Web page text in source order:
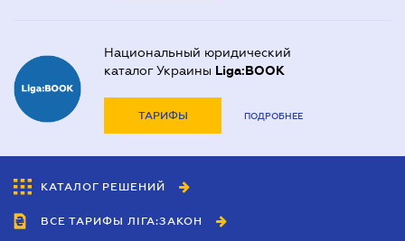
Национальный юридический
каталог Украины Liga:BOOK
ТАРИФЫ ПОДРОБНЕЕ
КАТАЛОГ РЕШЕНИЙ
ВСЕ ТАРИФЫ ЛІГА:ЗАКОН